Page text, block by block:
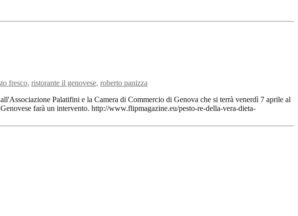
fresco, ristorante il genovese, roberto panizza
Palatifini e la Camera di Commercio di Genova che si terrà venerdì 7 aprile al
farà un intervento. http://www.flipmagazine.eu/pesto-re-della-vera-dieta-